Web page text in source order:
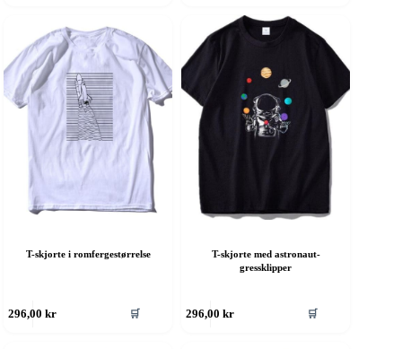
varianter.
Alternativene
kan
velges
på
produktsiden
T-skjorte i romfergestørrelse
296,00kr 🛒
T-skjorte med astronaut-
gressklipper
296,00kr 🛒
produktet